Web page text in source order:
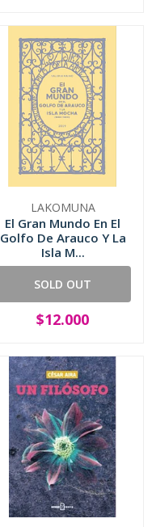
LAKOMUNA
El Gran Mundo En El
Golfo De Arauco Y La
Isla M...
SOLD OUT
$12.000